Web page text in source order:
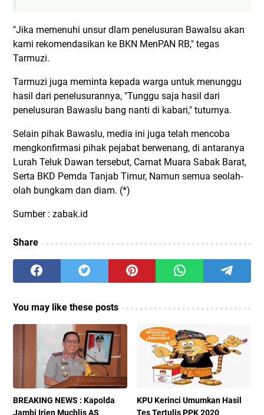
"Jika memenuhi unsur dlam penelusuran Bawalsu akan
kami rekomendasikan ke BKN MenPAN RB," tegas
Tarmuzi.
Tarmuzi juga meminta kepada warga untuk menunggu
hasil dari penelusurannya, "Tunggu saja hasil dari
penelusuran Bawaslu bang nanti di kabari," tuturnya.
Selain pihak Bawaslu, media ini juga telah mencoba
mengkonfirmasi pihak pejabat berwenang, di antaranya
Lurah Teluk Dawan tersebut, Camat Muara Sabak Barat,
Serta BKD Pemda Tanjab Timur, Namun semua seolah-
olah bungkam dan diam. (*)
Sumber : zabak.id
Share
You may like these posts
BREAKING NEWS : Kapolda
Jambi Irjen Muchlis AS
KPU Kerinci Umumkan Hasil
Tes Tertulis PPK 2020